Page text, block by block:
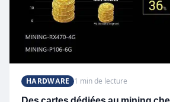
HARDWARE 1 min de lecture